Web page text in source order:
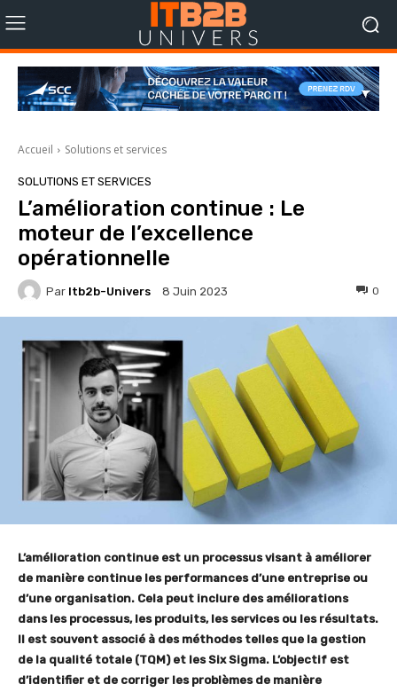
Accueil Solutions et services
SOLUTIONS ET SERVICES
L’amélioration continue : Le
moteur de l’excellence
opérationnelle
Par Itb2b-Univers 8 Juin 2023 0
L’amélioration continue est un processus visant à améliorer
de manière continue les performances d’une entreprise ou
d’une organisation. Cela peut inclure des améliorations
dans les processus, les produits, les services ou les résultats.
Il est souvent associé à des méthodes telles que la gestion
de la qualité totale (TQM) et les Six Sigma. L’objectif est
d’identifier et de corriger les problèmes de manière